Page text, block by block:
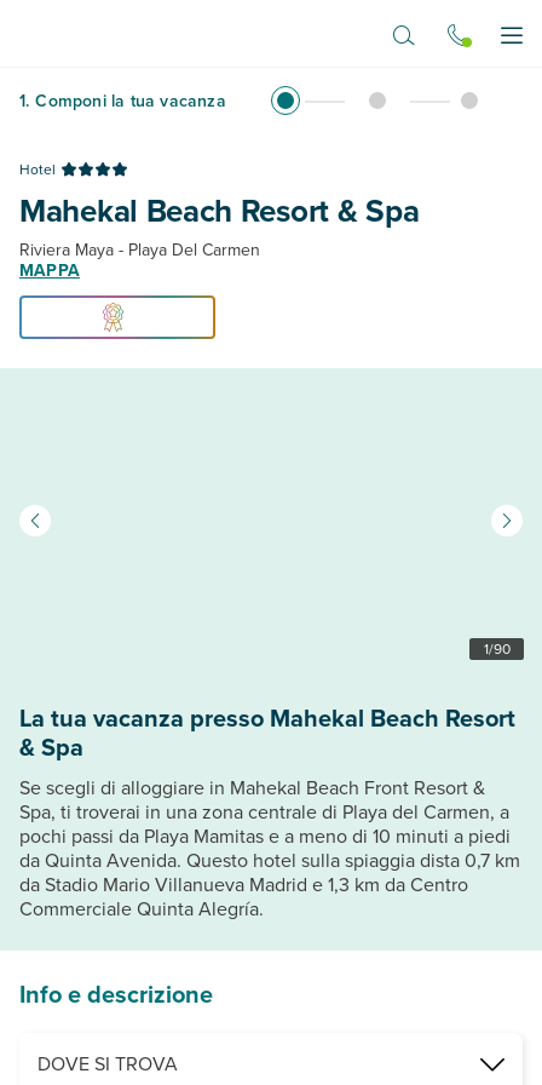
1. Componi la tua vacanza
Hotel
Mahekal Beach Resort & Spa
Riviera Maya - Playa Del Carmen
MAPPA
1/90
La tua vacanza presso Mahekal Beach Resort
& Spa
Se scegli di alloggiare in Mahekal Beach Front Resort &
Spa, ti troverai in una zona centrale di Playa del Carmen, a
pochi passi da Playa Mamitas e a meno di 10 minuti a piedi
da Quinta Avenida. Questo hotel sulla spiaggia dista 0,7 km
da Stadio Mario Villanueva Madrid e 1,3 km da Centro
Commerciale Quinta Alegría.
Info e descrizione
DOVE SI TROVA